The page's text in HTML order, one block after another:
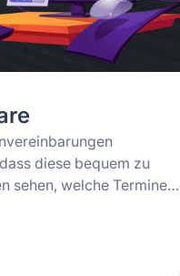
diese bequem zu
sehen, welche Termine
Einige davon finden